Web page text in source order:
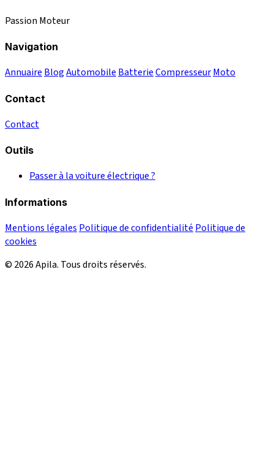
Passion Moteur
Navigation
Annuaire BlogAutomobile BatterieCompresseurMoto
Contact
Contact
Outils
Passer à la voiture électrique ?
Informations
Mentions légales Politique de confidentialité Politique de
cookies
© 2026 Apila. Tous droits réservés.